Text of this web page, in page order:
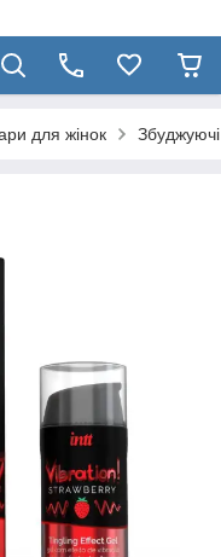
для жінок